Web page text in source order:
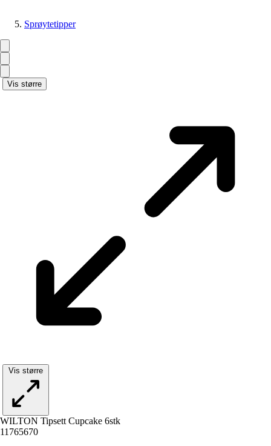
Sprøytetipper
Vis større
Vis større
WILTON Tipsett Cupcake 6stk
11765670